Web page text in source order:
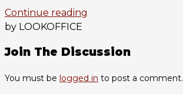
Continue reading
by LOOKOFFICE
Join The Discussion
You must be logged in to post a comment.